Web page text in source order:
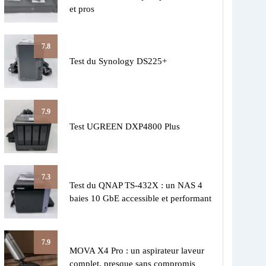
et pros
7.8
Test du Synology DS225+
7.9
Test UGREEN DXP4800 Plus
7.3
Test du QNAP TS-432X : un NAS 4
baies 10 GbE accessible et performant
7.9
MOVA X4 Pro : un aspirateur laveur
complet, presque sans compromis